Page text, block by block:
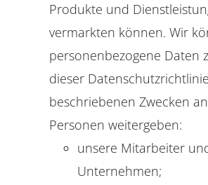
Produkte und
vermarkten können. Wir
personenbezogene Daten
dieser Datenschutzrichtlinie
beschriebenen Zwecken
Personen weitergeben:
unsere Mitarbeiter
Unternehmen;